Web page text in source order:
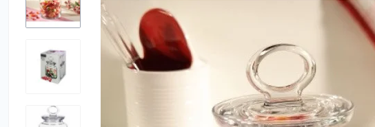
Электробритвы для мужчин